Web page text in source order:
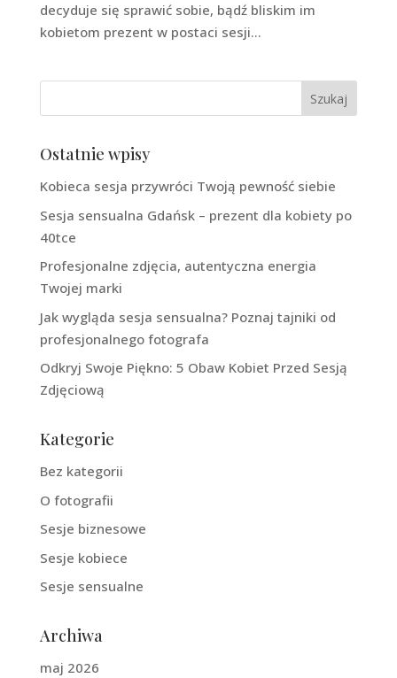
decyduje się sprawić sobie, bądź bliskim im
kobietom prezent w postaci sesji...
Ostatnie wpisy
Kobieca sesja przywróci Twoją pewność siebie
Sesja sensualna Gdańsk – prezent dla kobiety po
40tce
Profesjonalne zdjęcia, autentyczna energia
Twojej marki
Jak wygląda sesja sensualna? Poznaj tajniki od
profesjonalnego fotografa
Odkryj Swoje Piękno: 5 Obaw Kobiet Przed Sesją
Zdjęciową
Kategorie
Bez kategorii
O fotografii
Sesje biznesowe
Sesje kobiece
Sesje sensualne
Archiwa
maj 2026